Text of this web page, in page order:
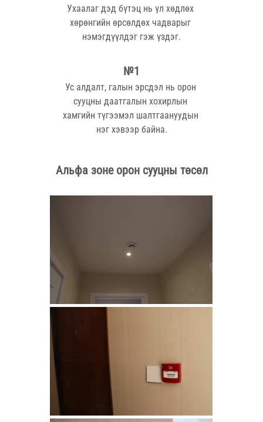
Ухаалаг дэд бүтэц нь үл хөдлөх
хөрөнгийн өрсөлдөх чадварыг
нэмэгдүүлдэг гэж үздэг.
№1
Ус алдалт, галын эрсдэл нь орон
сууцны даатгалын хохирлын
хамгийн түгээмэл шалтгаануудын
нэг хэвээр байна.
Альфа зоне орон сууцны төсөл